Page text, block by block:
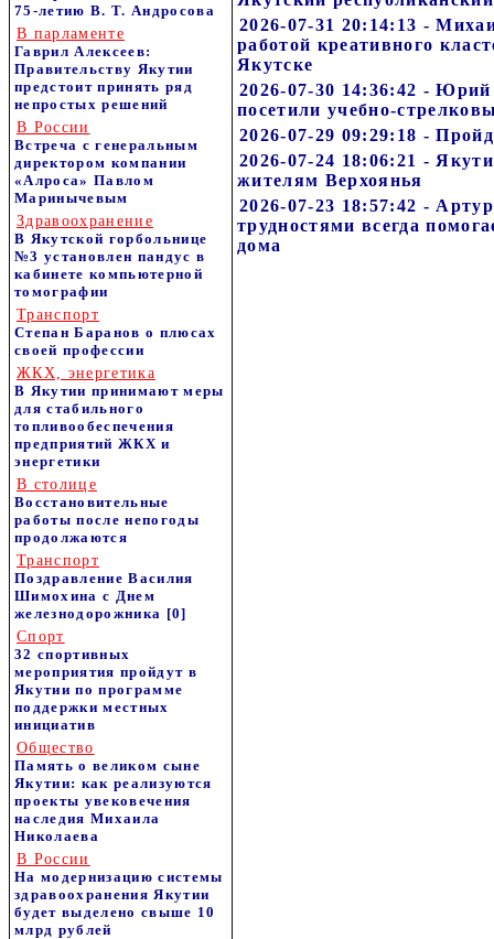
75‑летию В. Т. Андросова
В парламенте
Гаврил Алексеев:
Правительству Якутии
предстоит принять ряд
непростых решений
В России
Встреча с генеральным
директором компании
«Алроса» Павлом
Маринычевым
Здравоохранение
В Якутской горбольнице
№3 установлен пандус в
кабинете компьютерной
томографии
Транспорт
Степан Баранов о плюсах
своей профессии
ЖКХ, энергетика
В Якутии принимают меры
для стабильного
топливообеспечения
предприятий ЖКХ и
энергетики
В столице
Восстановительные
работы после непогоды
продолжаются
Транспорт
Поздравление Василия
Шимохина с Днем
железнодорожника [0]
Спорт
32 спортивных
мероприятия пройдут в
Якутии по программе
поддержки местных
инициатив
Общество
Память о великом сыне
Якутии: как реализуются
проекты увековечения
наследия Михаила
Николаева
В России
На модернизацию системы
здравоохранения Якутии
будет выделено свыше 10
млрд рублей
2026-07-31 20:14:13 -
работой креативного
Якутске
2026-07-30 14:36:42 -
посетили учебно-
2026-07-29 09:29:18 -
2026-07-24 18:06:21 -
жителям Верхоянья
2026-07-23 18:57:42 -
трудностями всегда
дома